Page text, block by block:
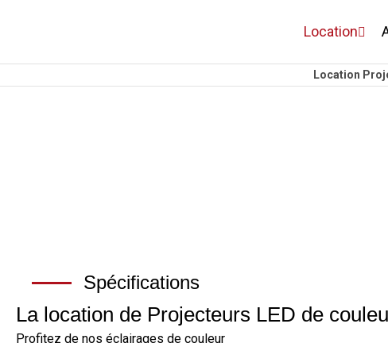
Location
Location
Spécifications
La location de Projecteurs LED de
Profitez de nos éclairages de couleur